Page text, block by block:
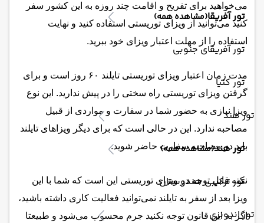
تور آفریقا(مشاهده همه)
تور آفریقای جنوبی
تور کنیا
تور هند
تور هند(مشاهده همه)
تور ترکیبی هندوستان
تور اندونزی
می‌خواهید برای تفریح و اقامت چند روزه به این کشور سفر
کنید می‌توانید از ویزای توریستی استفاده کنید و نهایت
استفاده را از مهلت اعتبار ویزای خود ببرید.
مدت زمان اعتبار ویزای توریستی تایلند ۶۰ روز است و برای
گرفتن ویزای توریستی راه سختی را در پیش ندارید. این نوع
ویزا نیازی به حضور شما در سفارت و مواردی از قبیل
مصاحبه ندارد. این در حالی است که برای دیگر ویزاهای تایلند
باید در مصاحبه سفارت حاضر شوید.
نکته قابل توجه در ویزای توریستی این است که شما با این
ویزا بعد از سفر به تایلند نمی‌توانید فعالیت کاری داشته باشید،
اگر به این قانون توجه نکنید جرم محسوب می‌شود و طبیعتا